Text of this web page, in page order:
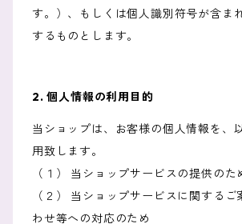
す。）、もしくは個人識別符号が含ま
するものとします。
2. 個人情報の利用目的
当ショップは、お客様の個人情報を、
用致します。
（１） 当ショップサービスの提供のた
（２） 当ショップサービスに関する
わせ等への対応のため